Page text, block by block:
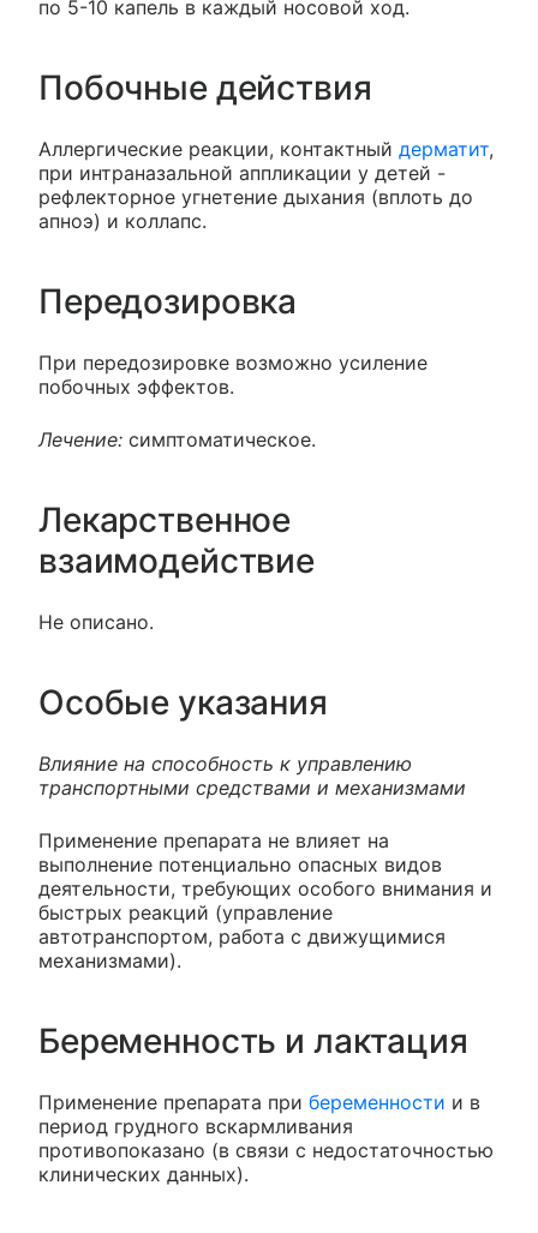
по 5-10 капель в каждый носовой ход.
Побочные действия
Аллергические реакции, контактный дерматит,
при интраназальной аппликации у детей -
рефлекторное угнетение дыхания (вплоть до
апноэ) и коллапс.
Передозировка
При передозировке возможно усиление
побочных эффектов.
Лечение: симптоматическое.
Лекарственное
взаимодействие
Не описано.
Особые указания
Влияние на способность к управлению
транспортными средствами и механизмами
Применение препарата не влияет на
выполнение потенциально опасных видов
деятельности, требующих особого внимания и
быстрых реакций (управление
автотранспортом, работа с движущимися
механизмами).
Беременность и лактация
Применение препарата при беременности и в
период грудного вскармливания
противопоказано (в связи с недостаточностью
клинических данных).